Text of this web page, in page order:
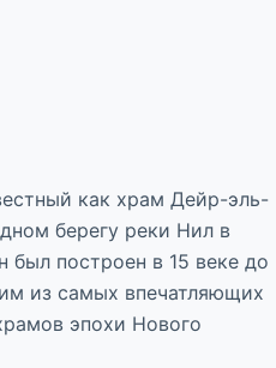
как храм Дейр-эль-
берегу реки Нил в
был построен в 15 веке до
из самых впечатляющих
эпохи Нового